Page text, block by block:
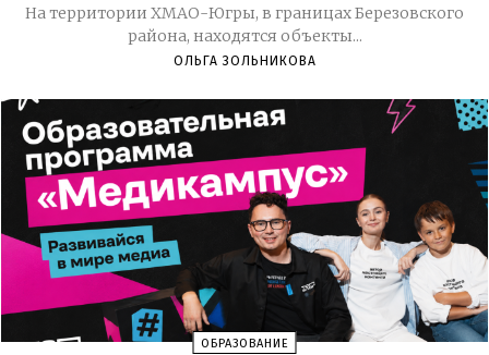
На территории ХМАО-Югры, в границах Березовского
района, находятся объекты...
ОЛЬГА ЗОЛЬНИКОВА
ОБРАЗОВАНИЕ